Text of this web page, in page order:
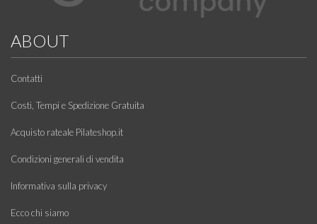
ABOUT
Contatti
Costi, Tempi e Spedizione Gratuita
Acquisto rateale Pilateshop.it
Condizioni generali di vendita
Informativa sulla privacy
Ecco chi siamo